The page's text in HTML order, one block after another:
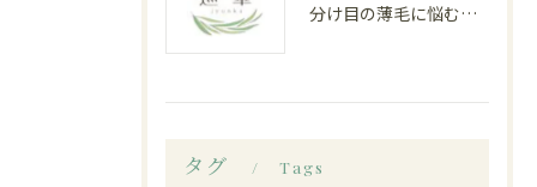
分け目の薄毛に悩む女性が白山市で見つけた根本改善への道
タグ Tags